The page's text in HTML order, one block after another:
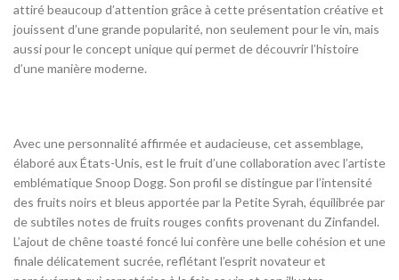
attiré beaucoup d’attention grâce à cette présentation créative et
jouissent d’une grande popularité, non seulement pour le vin, mais
aussi pour le concept unique qui permet de découvrir l’histoire
d’une manière moderne.
Avec une personnalité affirmée et audacieuse, cet assemblage,
élaboré aux États-Unis, est le fruit d’une collaboration avec l’artiste
emblématique Snoop Dogg. Son profil se distingue par l’intensité
des fruits noirs et bleus apportée par la Petite Syrah, équilibrée par
de subtiles notes de fruits rouges confits provenant du Zinfandel.
L’ajout de chêne toasté foncé lui confère une belle cohésion et une
finale délicatement sucrée, reflétant l’esprit novateur et